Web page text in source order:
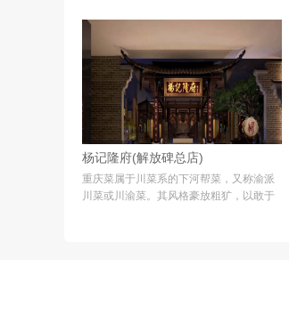
杨记隆府(解放碑总店)
重庆菜属于川菜系的下河帮菜，又称渝派
川菜或川渝菜。其风格豪放粗犷，以敢于